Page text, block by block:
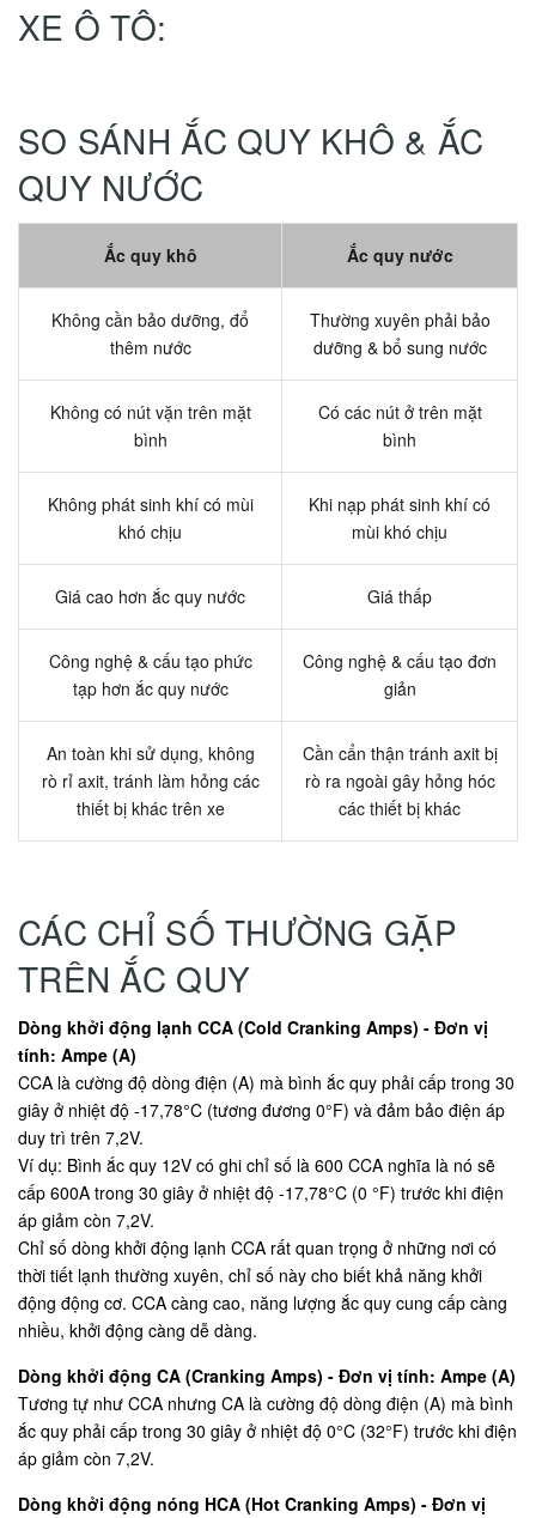
XE Ô TÔ:
SO SÁNH ẮC QUY KHÔ & ẮC
QUY NƯỚC
Ắc quy khô Ắc quy nước
Không cần bảo dưỡng, đổ
thêm nước
Thường xuyên phải bảo
dưỡng & bổ sung nước
Không có nút vặn trên mặt
bình
Có các nút ở trên mặt
bình
Không phát sinh khí có mùi
khó chịu
Khi nạp phát sinh khí có
mùi khó chịu
Giá cao hơn ắc quy nước Giá thấp
Công nghệ & cấu tạo phức
tạp hơn ắc quy nước
Công nghệ & cấu tạo đơn
giản
An toàn khi sử dụng, không
rò rỉ axit, tránh làm hỏng các
thiết bị khác trên xe
Cần cẩn thận tránh axit bị
rò ra ngoài gây hỏng hóc
các thiết bị khác
CÁC CHỈ SỐ THƯỜNG GẶP
TRÊN ẮC QUY
Dòng khởi động lạnh CCA (Cold Cranking Amps) - Đơn vị
tính: Ampe (A)
CCA là cường độ dòng điện (A) mà bình ắc quy phải cấp trong 30
giây ở nhiệt độ -17,78°C (tương đương 0°F) và đảm bảo điện áp
duy trì trên 7,2V.
Ví dụ: Bình ắc quy 12V có ghi chỉ số là 600 CCA nghĩa là nó sẽ
cấp 600A trong 30 giây ở nhiệt độ -17,78°C (0 °F) trước khi điện
áp giảm còn 7,2V.
Chỉ số dòng khởi động lạnh CCA rất quan trọng ở những nơi có
thời tiết lạnh thường xuyên, chỉ số này cho biết khả năng khởi
động động cơ. CCA càng cao, năng lượng ắc quy cung cấp càng
nhiều, khởi động càng dễ dàng.
Dòng khởi động CA (Cranking Amps) - Đơn vị tính: Ampe (A)
Tương tự như CCA nhưng CA là cường độ dòng điện (A) mà bình
ắc quy phải cấp trong 30 giây ở nhiệt độ 0°C (32°F) trước khi điện
áp giảm còn 7,2V.
Dòng khởi động nóng HCA (Hot Cranking Amps) - Đơn vị